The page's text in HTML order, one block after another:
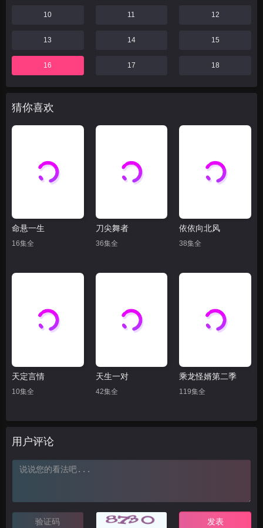
10 11 12
13 14 15
16 17 18
猜你喜欢
命悬一生
16集全
刀尖舞者
36集全
依依向北风
38集全
天定言情
10集全
天生一对
42集全
乘龙怪婿第二季
119集全
用户评论